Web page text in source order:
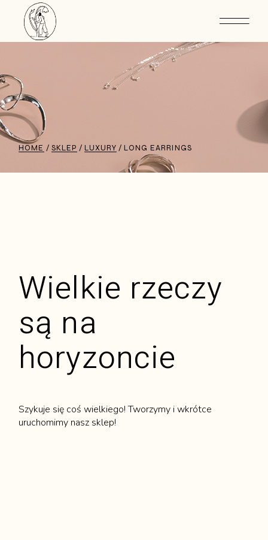
HOME SKLEP LUXURY LONG EARRINGS
Wielkie rzeczy
są na
horyzoncie
Szykuje się coś wielkiego! Tworzymy i wkrótce
uruchomimy nasz sklep!